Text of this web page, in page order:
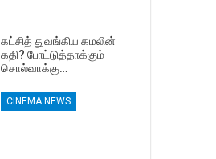
கட்சித் துவங்கிய கமலின்
கதி? போட்டுத்தாக்கும்
சொல்வாக்கு…
CINEMA NEWS